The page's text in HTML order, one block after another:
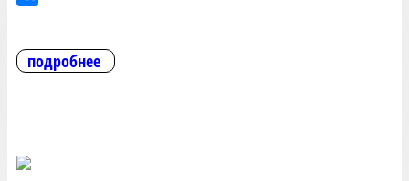
подробнее